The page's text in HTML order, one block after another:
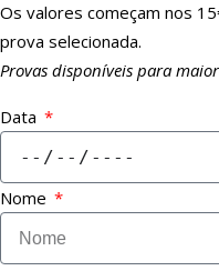
Os valores começam nos
prova selecionada.
Provas disponíveis para
Data
Nome